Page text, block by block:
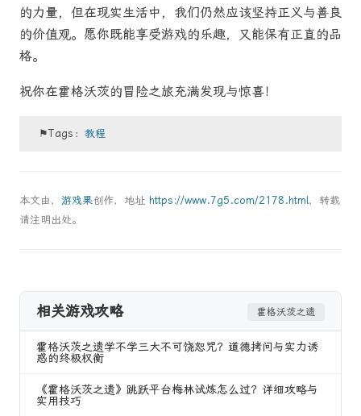
的力量，但在现实生活中，我们仍然应该坚持正义与善良
的价值观。愿你既能享受游戏的乐趣，又能保有正直的品
格。
祝你在霍格沃茨的冒险之旅充满发现与惊喜！
⚑Tags：教程
本文由， 游戏果创作，地址 https://www.7g5.com/2178.html，转载
请注明出处。
相关游戏攻略 霍格沃茨之遗
霍格沃茨之遗学不学三大不可饶恕咒？道德拷问与实力诱
惑的终极权衡
《霍格沃茨之遗》跳跃平台梅林试炼怎么过？详细攻略与
实用技巧